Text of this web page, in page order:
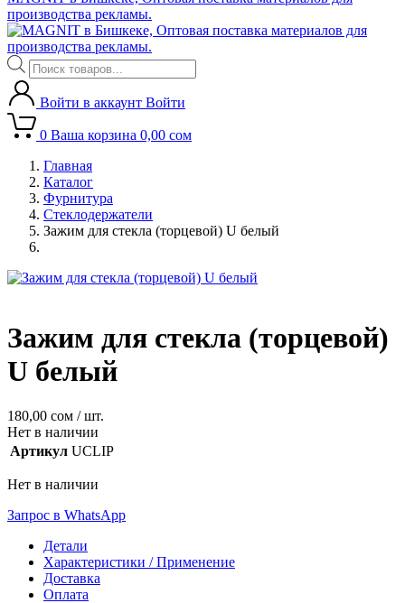
производства рекламы.
Поиск
товаров
Войти в аккаунт Войти
0 Ваша корзина 0,00 сом
Главная
Каталог
Фурнитура
Стеклодержатели
Зажим для стекла (торцевой) U белый
Зажим для стекла (торцевой)
U белый
180,00 сом / шт.
Нет в наличии
Артикул UCLIP
Нет в наличии
Запрос в WhatsApp
Детали
Характеристики / Применение
Доставка
Оплата